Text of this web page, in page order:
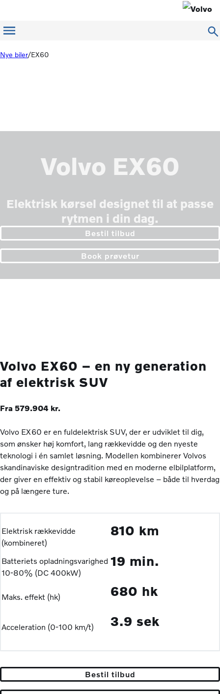
Menu
Nye biler EX60
Volvo EX60
Elektrisk kørsel designet til at passe
rytmen i din dag.
Bestil tilbud
Book prøvetur
Volvo EX60 – en ny generation
af elektrisk SUV
Fra 579.904 kr.
Volvo EX60 er en fuldelektrisk SUV, der er udviklet til dig,
som ønsker høj komfort, lang rækkevidde og den nyeste
teknologi i én samlet løsning. Modellen kombinerer Volvos
skandinaviske designtradition med en moderne elbilplatform,
der giver en effektiv og stabil køreoplevelse – både til hverdag
og på længere ture.
Elektrisk rækkevidde
(kombineret)
810 km
Batteriets opladningsvarighed
10-80% (DC 400kW)
19 min.
Maks. effekt (hk) 680 hk
Acceleration (0-100 km/t) 3.9 sek
Bestil tilbud